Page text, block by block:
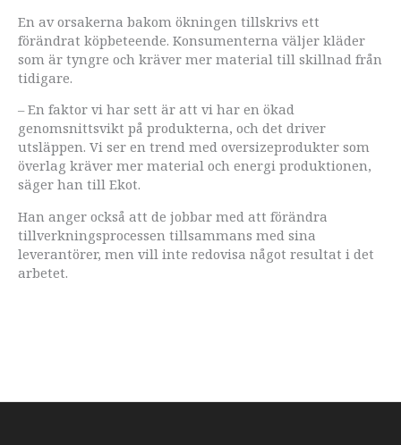
En av orsakerna bakom ökningen tillskrivs ett
förändrat köpbeteende. Konsumenterna väljer kläder
som är tyngre och kräver mer material till skillnad från
tidigare.
– En faktor vi har sett är att vi har en ökad
genomsnittsvikt på produkterna, och det driver
utsläppen. Vi ser en trend med oversizeprodukter som
överlag kräver mer material och energi produktionen,
säger han till Ekot.
Han anger också att de jobbar med att förändra
tillverkningsprocessen tillsammans med sina
leverantörer, men vill inte redovisa något resultat i det
arbetet.